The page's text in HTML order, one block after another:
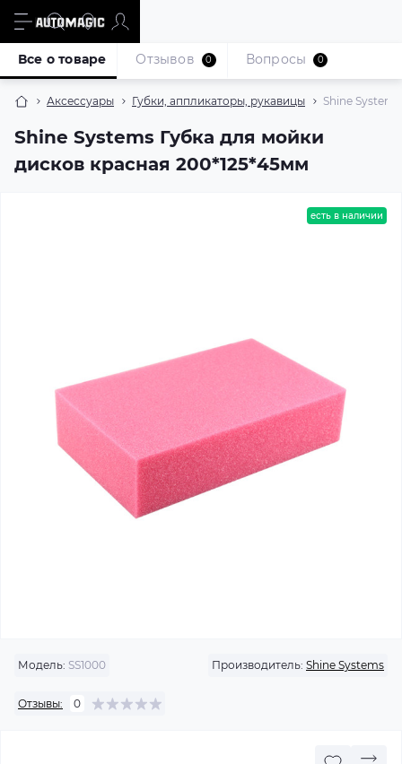
Аксессуары Губки, аппликаторы, рукавицы Shine
Shine Systems Губка для мойки
дисков красная 200*125*45мм
Все о товаре Отзывов 0 Вопросы 0
есть в наличии
Модель: SS1000 Производитель: Shine Systems
Отзывы: 0